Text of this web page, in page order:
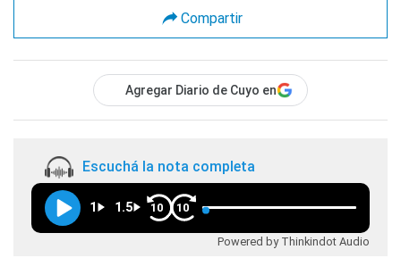
Compartir
Agregar Diario de Cuyo en
Escuchá la nota completa
1 1.5 10 10
Powered by Thinkindot Audio